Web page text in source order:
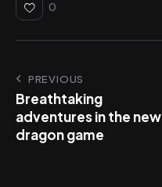
0
PREVIOUS
Breathtaking
adventures in the new
dragon game